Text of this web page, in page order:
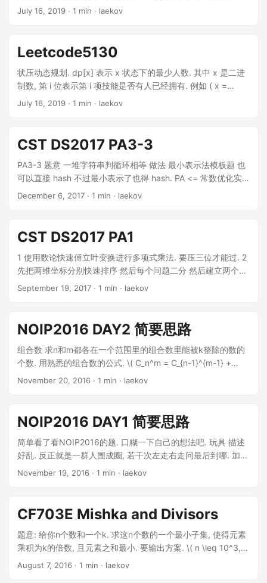
式 (就是各有多长, 总之加起来是 l) 中挑一个最小的....
2, blue) … 直到找完所有通过 (1, 1, red) 可以达到的状态之后,
再继续以 (2, 1, blue) 为基础进行枚举....
的和, 公式是 sum[j] - sum[i - 1]. 枚举左端点 i. 对于某个确定的
n], 故使用值域数组 values. value[k] 表示 sum[j] == k 的最大
的 j. 该数组可以在求 sum 数组时一并求出. 满足条件 sum[j] >
sum[i - 1] 的最大 j 即求 values[sum[i - 1] + 1], values[sum[i -
1] + 2], values[sum[i - 1] + 3], …, values[正无穷] 中的最大
值....
July 16, 2019 · 1 min · laekov
Leetcode5130
状压动态规划. dp[x] 表示 x 状态下的最少人数. 其中 x 是二进
制数, 第 i 位表示第 i 项技能是否有人已经拥有. 例如 ( x =
(10010)_2 ) 从右往左第 1, 4 位是 1, 表示技能 1, 4 已有人掌握,
意义是取二进制或. 运算过程为最初时只有 dp[0] = 0. 对于每
个人的技能集合 p, 可以更新 dp 数组 dp[x | p] = min(dp[x |
p], dp[x] + 1) 最后的答案是 dp[((111\dots 1)_2)] 即 dp[(1 «
len(skills)) - 1]...
July 16, 2019 · 1 min · laekov
CST DS2017 PA3-3
PA3-3 题意 一堆字符串判循环相等 做法 最小表示法模板题 也
可以直接 hash 不过最小表示了也得 hash. PA <= 常数优化实
习. 可能会在这里贴代码.
December 6, 2017 · 1 min · laekov
CST DS2017 PA1
1 使用数论快速傅立叶变换进行多项式乘法. 要压三位才能过. 2
先把两维坐标分别快速排序 然后每个问题二分 然后建立两个向
量, 看它们的夹角是劣的还是优的, 从而判断这个点在线段和坐
最大的数, 然后重复执行此操作. 4 在普通的队列里再维护一个
单调队列, 对价格单调. 每次从单调队列里选择当前持有的股票,
用普通队列维护添加 / 删除. 5 替罪羊树维护序列. 至今 90 的数
据有一个点 wa 掉不知为何. 可能满跑速度有点悬. 6 利用双向
链表进行操作. 链表并不记录前后, 而是只记录两个端. 每个光标
记录左右. 然而还是被卡常了.
September 19, 2017 · 1 min · laekov
NOIP2016 DAY2 简要思路
组合数 求n和m都各在一个范围里的组合数里能被k整除的数的
个数. 用熟悉的组合数的公式. \( C_n^m = C_{n-1}^{m-1} +
C_{n-1}^m \) 把组合数先处理出来. 对于多组询问, 求出上面那
蚯蚓和最后所有的蚯蚓. \( n \leq 10^5, m \leq 7*10^6 \) 目测
那个t只是为了输入输出不超时. 正常的暴力是用堆来维护蚯蚓
长度. 发现一个性质, 下一次被砍的蚯蚓被砍之后两段肯定会分
别短于本次被砍的蚯蚓的两段. 仔细想想没有低于\( O(m) \) 的
做法. 所以我们把堆换成若干个队列, 每次只取队首的蚯蚓来比
较, 砍, 然后塞回队尾. 保证队列中的元素单调. 这样时间复杂度
抛物线并消灭抛物线上的所有猪. 求最小发射多少次. \( n \leq
18 \) 我们知道两点确定一条过原点的抛物线. 所以枚举两只猪
就能得到所有能消灭至少两只猪的消灭方式. 剩余的猪只能直接
消灭. 可以使用状态压缩型动态规划来解决这个问题. 只需要记
是比去年高. 祝各位好运. laekov版权所有, 未经允许不得转载.
November 20, 2016 · 1 min · laekov
NOIP2016 DAY1 简要思路
简单看了看NOIP2016的题. 口糊一下自己的想法吧. 玩具 描述
好乱. 反正就是一群人围成圈, 若干次左走右走问最后到哪. 加加
减减取模就好了. 水水水水过. 跑步 一棵n个点的树, m条路径,
复杂了. 把每条路径从lca处拆成两段. 考虑对于每个点的询问.
对于起点到lca这段, 询问就是询问子树里lca深度小于等于当前
深度的深度刚好为某个值的路径起点个数. 对于lca到终点这段,
询问就是询问子树里lca深度小于等于当前深度的 (长度-深度)
刚好为某个值的路径终点个数. 然后就成了一个比较简明的数据
结构问题. 一种思路是平衡树启发式合并, 但是时间可能会炸. 另
November 19, 2016 · 1 min · laekov
CF703E Mishka and Divisors
题意: 给你n个数和一个k. 求这n个数的一个最小子集, 使得元素
乘积为k的倍数, 且元素之和最小. 要输出方案. \( n \leq 10^3, k
\leq 10^{12} \) 结局: 死在输出方案上了. 思路: 首先发现k的质
August 7, 2016 · 1 min · laekov